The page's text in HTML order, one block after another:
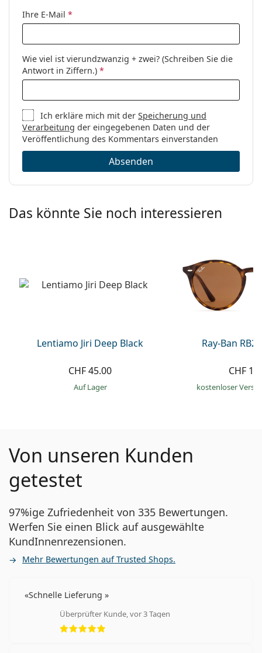
Ihre E-Mail *
Wie viel ist vierundzwanzig + zwei? (Schreiben Sie die
Antwort in Ziffern.) *
Ich erkläre mich mit derSpeicherung und
Verarbeitung der eingegebenen Daten und der
Veröffentlichung des Kommentars einverstanden
Absenden
Das könnte Sie noch interessieren
Lentiamo Jiri Deep Black
CHF 45.00
auf Lager
Ray-Ban
CHF
kostenloser
Von unseren Kunden
getestet
97%ige Zufriedenheit von 335 Bewertungen.
Werfen Sie einen Blick auf ausgewählte
KundInnenrezensionen.
Mehr Bewertungen auf Trusted Shops.
Schnelle Lieferung
Überprüfter Kunde, vor 3 Tagen
Bewertung 5 aus 5